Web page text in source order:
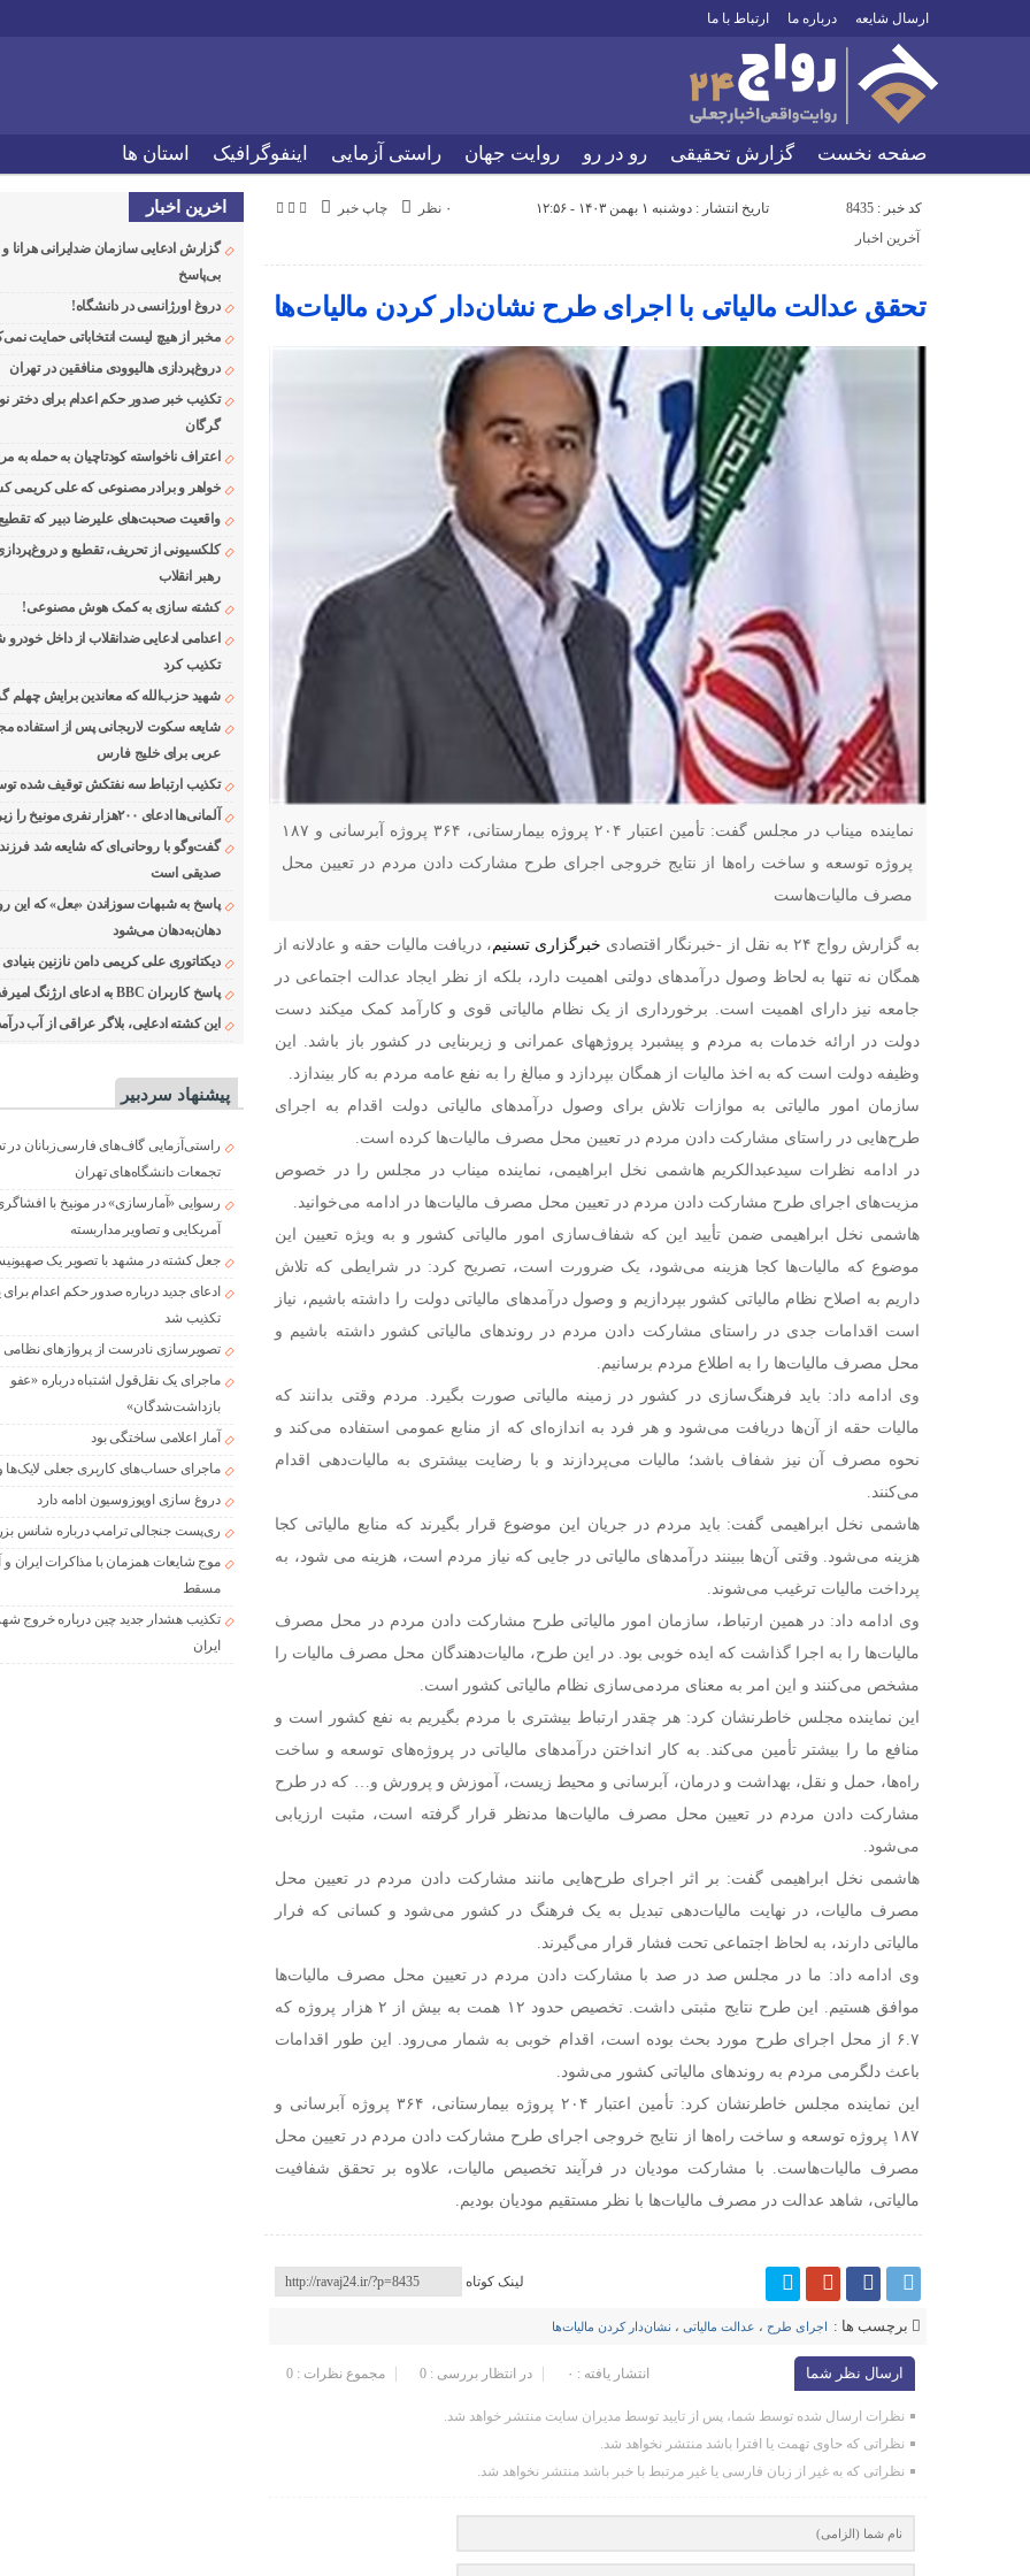
ارسال شایعه درباره ما ارتباط با ما
صفحه نخست گزارش تحقیقی رو در رو روایت جهان راستی آزمایی اینفوگرافیک استان ها
کد خبر : 8435 تاریخ انتشار : دوشنبه ۱ بهمن ۱۴۰۳ - ۱۲:۵۶ چاپ خبر
۰ نظر
آخرین اخبار
تحقق عدالت مالیاتی با اجرای طرح نشان‌دار کردن مالیات‌ها
نماینده میناب در مجلس گفت: تأمین اعتبار ۲۰۴ پروژه بیمارستانی، ۳۶۴ پروژه آبرسانی و ۱۸۷
پروژه توسعه و ساخت راه‌ها از نتایج خروجی اجرای طرح مشارکت دادن مردم در تعیین محل
مصرف مالیات‌هاست
به گزارش رواج ۲۴ به نقل از -خبرنگار اقتصادی خبرگزاری تسنیم، دریافت مالیات حقه و عادلانه از
همگان نه تنها به لحاظ وصول درآمدهای دولتی اهمیت دارد، بلکه از نظر ایجاد عدالت اجتماعی در
جامعه نیز دارای اهمیت است. برخورداری از یک نظام مالیاتی قوی و کارآمد کمک می­کند دست
دولت در ارائه خدمات به مردم و پیشبرد پروژه­های عمرانی و زیربنایی در کشور باز باشد. این
وظیفه دولت است که به اخذ مالیات از همگان بپردازد و مبالغ را به نفع عامه مردم به کار بیندازد.
سازمان امور مالیاتی به موازات تلاش برای وصول درآمدهای مالیاتی دولت اقدام به اجرای
طرح‌هایی در راستای مشارکت دادن مردم در تعیین محل مصرف مالیات‌ها کرده است.
در ادامه نظرات سیدعبدالکریم هاشمی نخل ابراهیمی، نماینده میناب در مجلس را در خصوص
مزیت‌های اجرای طرح مشارکت دادن مردم در تعیین محل مصرف مالیات‌ها در ادامه می‌خوانید.
هاشمی نخل ابراهیمی ضمن تأیید این که شفاف‌سازی امور مالیاتی کشور و به ویژه تعیین این
موضوع که مالیات‌ها کجا هزینه می‌شود، یک ضرورت است، تصریح کرد: در شرایطی که تلاش
داریم به اصلاح نظام مالیاتی کشور بپردازیم و وصول درآمدهای مالیاتی دولت را داشته باشیم، نیاز
است اقدامات جدی در راستای مشارکت دادن مردم در روندهای مالیاتی کشور داشته باشیم و
محل مصرف مالیات‌ها را به اطلاع مردم برسانیم.
وی ادامه داد: باید فرهنگ‌سازی در کشور در زمینه مالیاتی صورت بگیرد. مردم وقتی بدانند که
مالیات حقه از آن‌ها دریافت می‌شود و هر فرد به اندازه‌ای که از منابع عمومی استفاده می‌کند و
نحوه مصرف آن نیز شفاف باشد؛ مالیات می‌پردازند و با رضایت بیشتری به مالیات‌دهی اقدام
می‌کنند.
هاشمی نخل ابراهیمی گفت: باید مردم در جریان این موضوع قرار بگیرند که منابع مالیاتی کجا
هزینه می‌شود. وقتی آن‌ها ببینند درآمدهای مالیاتی در جایی که نیاز مردم است، هزینه می شود، به
پرداخت مالیات ترغیب می‌شوند.
وی ادامه داد: در همین ارتباط، سازمان امور مالیاتی طرح مشارکت دادن مردم در محل مصرف
مالیات‌ها را به اجرا گذاشت که ایده خوبی بود. در این طرح، مالیات‌دهندگان محل مصرف مالیات را
مشخص می‌کنند و این امر به معنای مردمی‌سازی نظام مالیاتی کشور است.
این نماینده مجلس خاطرنشان کرد: هر چقدر ارتباط بیشتری با مردم بگیریم به نفع کشور است و
منافع ما را بیشتر تأمین می‌کند. به کار انداختن درآمدهای مالیاتی در پروژه‌های توسعه و ساخت
راه‌ها، حمل و نقل، بهداشت و درمان، آبرسانی و محیط زیست، آموزش و پرورش و… که در طرح
مشارکت دادن مردم در تعیین محل مصرف مالیات‌ها مدنظر قرار گرفته است، مثبت ارزیابی
می‌شود.
هاشمی نخل ابراهیمی گفت: بر اثر اجرای طرح‌هایی مانند مشارکت دادن مردم در تعیین محل
مصرف مالیات، در نهایت مالیات‌دهی تبدیل به یک فرهنگ در کشور می‌شود و کسانی که فرار
مالیاتی دارند، به لحاظ اجتماعی تحت فشار قرار می‌گیرند.
وی ادامه داد: ما در مجلس صد در صد با مشارکت دادن مردم در تعیین محل مصرف مالیات‌ها
موافق هستیم. این طرح نتایج مثبتی داشت. تخصیص حدود ۱۲ همت به بیش از ۲ هزار پروژه که
۶.۷ از محل اجرای طرح مورد بحث بوده است، اقدام خوبی به شمار می‌رود. این طور اقدامات
باعث دلگرمی مردم به روندهای مالیاتی کشور می‌شود.
این نماینده مجلس خاطرنشان کرد: تأمین اعتبار ۲۰۴ پروژه بیمارستانی، ۳۶۴ پروژه آبرسانی و
۱۸۷ پروژه توسعه و ساخت راه‌ها از نتایج خروجی اجرای طرح مشارکت دادن مردم در تعیین محل
مصرف مالیات‌هاست. با مشارکت مودیان در فرآیند تخصیص مالیات، علاوه بر تحقق شفافیت
مالیاتی، شاهد عدالت در مصرف مالیات‌ها با نظر مستقیم مودیان بودیم.
لینک کوتاه
برچسب ها : اجرای طرح ، عدالت مالیاتی ، نشان‌دار کردن مالیات‌ها
ارسال نظر شما مجموع نظرات : 0 در انتظار بررسی : 0 انتشار یافته : ۰
نظرات ارسال شده توسط شما، پس از تایید توسط مدیران سایت منتشر خواهد شد.
نظراتی که حاوی تهمت یا افترا باشد منتشر نخواهد شد.
نظراتی که به غیر از زبان فارسی یا غیر مرتبط با خبر باشد منتشر نخواهد شد.
اخرین اخبار
گزارش ادعایی سازمان ضدایرانی
بی‌پاسخ
دروغ اورژانسی در دانشگاه!
مخبر از هیچ لیست انتخاباتی حمایت
دروغ‌پردازی هالیوودی منافقین در تهران
تکذیب خبر صدور حکم اعدام برای دختر
گرگان
اعتراف ناخواسته کودتاچیان به حمله به
خواهر و برادر مصنوعی که علی کریمی
واقعیت صحبت‌های علیرضا دبیر که
کلکسیونی از تحریف، تقطیع و
رهبر انقلاب
کشته سازی به کمک هوش مصنوعی!
اعدامی ادعایی ضدانقلاب از داخل خودرو
تکذیب کرد
شهید حزب‌الله که معاندین برایش چهلم
شایعه سکوت لاریجانی پس از استفاده
عربی برای خلیج فارس
تکذیب ارتباط سه نفتکش توقیف شده
آلمانی‌ها ادعای ۲۰۰هزار نفری مونیخ را زیر سوال بردند
گفت‌وگو با روحانی‌ای که شایعه شد
صدیقی است
پاسخ به شبهات سوزاندن «بعل» که این
دهان‌به‌دهان می‌شود
دیکتاتوری علی کریمی دامن نازنین
پاسخ کاربران BBC به ادعای ارژنگ امیرفضلی
این کشته ادعایی، بلاگر عراقی از آب
پیشنهاد سردبیر
راستی‌آزمایی گاف‌های فارسی‌زبانان در
تجمعات دانشگاه‌های تهران
رسوایی «آمارسازی» در مونیخ با
آمریکایی و تصاویر مداربسته
جعل کشته در مشهد با تصویر یک
ادعای جدید درباره صدور حکم اعدام
تکذیب شد
تصویرسازی نادرست از پروازهای نظامی
ماجرای یک نقل‌قول اشتباه درباره «عفو
بازداشت‌شدگان»
آمار اعلامی ساختگی بود
ماجرای حساب‌های کاربری جعلی لایک‌ها
دروغ سازی اوپوزوسیون ادامه دارد
ری‌پست جنجالی ترامپ درباره شانس
موج شایعات همزمان با مذاکرات ایران و
مسقط
تکذیب هشدار جدید چین درباره خروج
ایران